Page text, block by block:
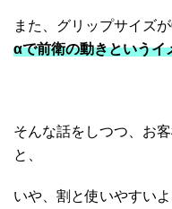
また、グリップサイズ
αで前衛の動きというイ
そんな話をしつつ、お
と、
いや、割と使いやすい